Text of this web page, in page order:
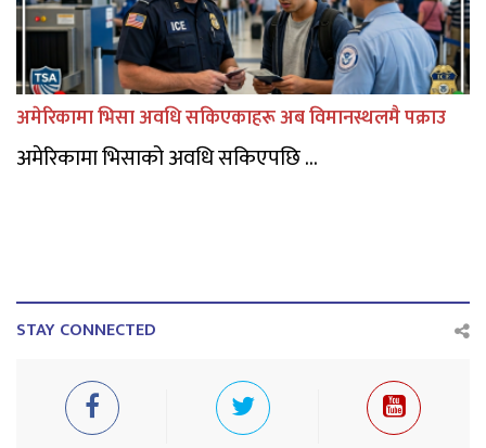
अमेरिकामा भिसा अवधि सकिएकाहरू अब विमानस्थलमै पक्राउ
अमेरिकामा भिसाको अवधि सकिएपछि ...
STAY CONNECTED